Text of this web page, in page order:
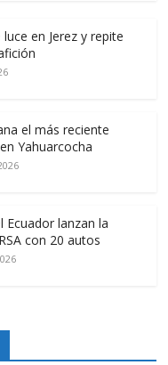
en Jerez y repite
el más reciente
Yahuarcocha
Ecuador lanzan la
con 20 autos